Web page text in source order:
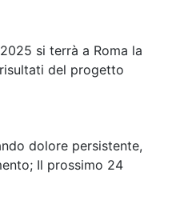
2025 si terrà a Roma la
del progetto
dolore persistente,
Il prossimo 24